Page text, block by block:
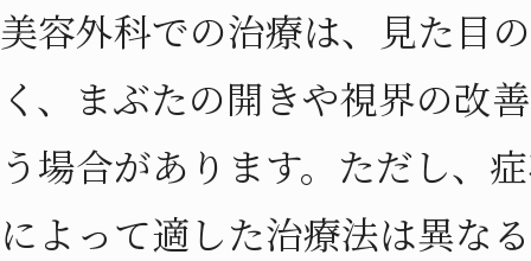
美容外科での治療は、見た目
く、まぶたの開きや視界の改
う場合があります。ただし、
によって適した治療法は異な